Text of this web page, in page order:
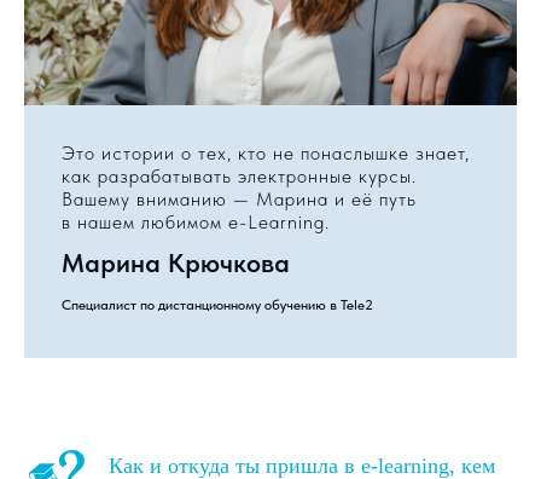
Это истории о тех, кто не понаслышке знает,
как разрабатывать электронные курсы.
Вашему вниманию — Марина и её путь
в нашем любимом e-Learning.
Марина Крючкова
Специалист по дистанционному обучению в Tele2
Как и откуда ты пришла в e-learning, кем